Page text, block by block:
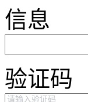
信息
验证码